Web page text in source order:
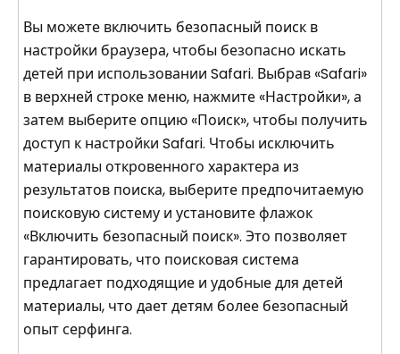
Вы можете включить безопасный поиск в
настройки браузера, чтобы безопасно искать
детей при использовании Safari. Выбрав «Safari»
в верхней строке меню, нажмите «Настройки», а
затем выберите опцию «Поиск», чтобы получить
доступ к настройки Safari. Чтобы исключить
материалы откровенного характера из
результатов поиска, выберите предпочитаемую
поисковую систему и установите флажок
«Включить безопасный поиск». Это позволяет
гарантировать, что поисковая система
предлагает подходящие и удобные для детей
материалы, что дает детям более безопасный
опыт серфинга.